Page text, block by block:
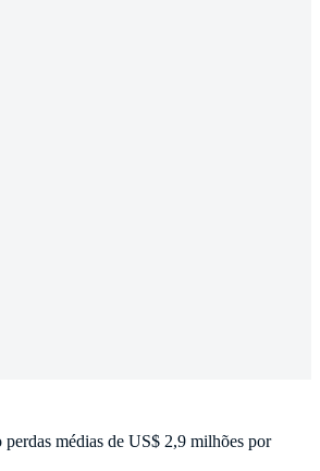
médias de US$ 2,9 milhões por